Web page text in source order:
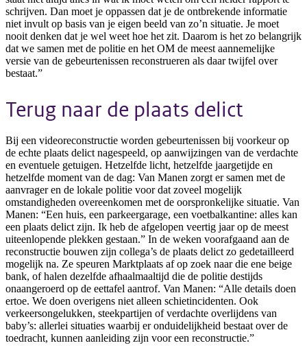
schrijven. Dan moet je oppassen dat je de ontbrekende informatie
niet invult op basis van je eigen beeld van zo’n situatie. Je moet
nooit denken dat je wel weet hoe het zit. Daarom is het zo belangrijk
dat we samen met de politie en het OM de meest aannemelijke
versie van de gebeurtenissen reconstrueren als daar twijfel over
bestaat.”
Terug naar de plaats delict
Bij een videoreconstructie worden gebeurtenissen bij voorkeur op
de echte plaats delict nagespeeld, op aanwijzingen van de verdachte
en eventuele getuigen. Hetzelfde licht, hetzelfde jaargetijde en
hetzelfde moment van de dag: Van Manen zorgt er samen met de
aanvrager en de lokale politie voor dat zoveel mogelijk
omstandigheden overeenkomen met de oorspronkelijke situatie. Van
Manen: “Een huis, een parkeergarage, een voetbalkantine: alles kan
een plaats delict zijn. Ik heb de afgelopen veertig jaar op de meest
uiteenlopende plekken gestaan.” In de weken voorafgaand aan de
reconstructie bouwen zijn collega’s de plaats delict zo gedetailleerd
mogelijk na. Ze speuren Marktplaats af op zoek naar die ene beige
bank, of halen dezelfde afhaalmaaltijd die de politie destijds
onaangeroerd op de eettafel aantrof. Van Manen: “Alle details doen
ertoe. We doen overigens niet alleen schietincidenten. Ook
verkeersongelukken, steekpartijen of verdachte overlijdens van
baby’s: allerlei situaties waarbij er onduidelijkheid bestaat over de
toedracht, kunnen aanleiding zijn voor een reconstructie.”